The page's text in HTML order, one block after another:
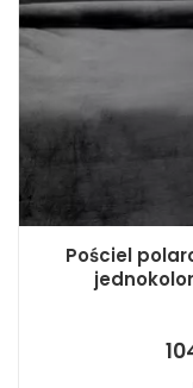
Pościel